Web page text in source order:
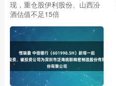
现，重仓股伊利股份、山西汾
酒估值不足15倍